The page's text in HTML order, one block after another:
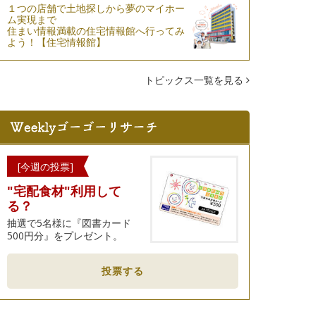
１つの店舗で土地探しから夢のマイホー
ム実現まで
住まい情報満載の住宅情報館へ行ってみ
よう！【住宅情報館】
トピックス一覧を見る
[今週の投票]
"宅配食材"利用して
る？
抽選で5名様に『図書カード
500円分』をプレゼント。
投票する